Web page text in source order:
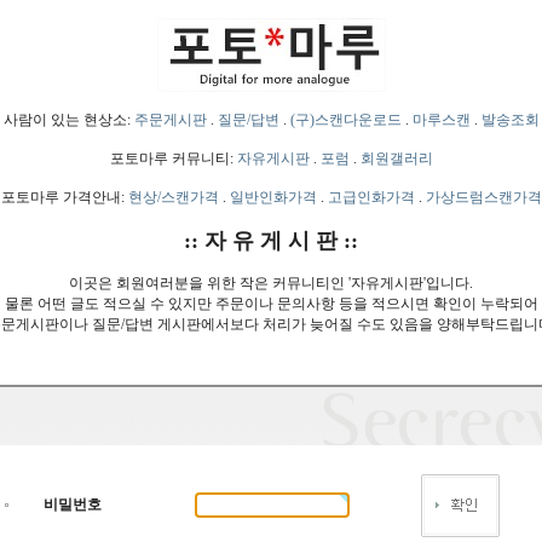
사람이 있는 현상소: 주문게시판. 질문/답변 . (구)스캔다운로드 . 마루스캔 . 발송조회
포토마루 커뮤니티: 자유게시판. 포럼 . 회원갤러리
포토마루 가격안내: 현상/스캔가격 . 일반인화가격 . 고급인화가격 . 가상드럼스캔가격
:: 자 유 게 시 판 ::
이곳은 회원여러분을 위한 작은 커뮤니티인 '자유게시판'입니다.
물론 어떤 글도 적으실 수 있지만 주문이나 문의사항 등을 적으시면 확인이 누락되어
게시판이나 질문/답변 게시판에서보다 처리가 늦어질 수도 있음을 양해부탁드립니
비밀번호